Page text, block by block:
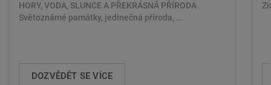
HORY, VODA, SLUNCE A PŘEKRÁSNÁ PŘÍRODA
Světoznámé památky, jedinečná příroda, ...
DOZVĚDĚT SE VÍCE